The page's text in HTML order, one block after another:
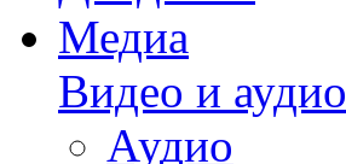
Медиа
Видео и аудио
Аудио